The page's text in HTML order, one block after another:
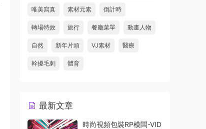
唯美寫真 素材元素 倒計時
轉場特效 旅行 餐廳菜單 動畫人物
自然 新年片頭 VJ素材 醫療
幹擾毛刺 體育
最新文章
時尚視頻包裝RP模闆-VID